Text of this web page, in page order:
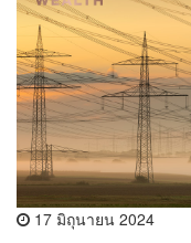
17 มิถุนายน 2024